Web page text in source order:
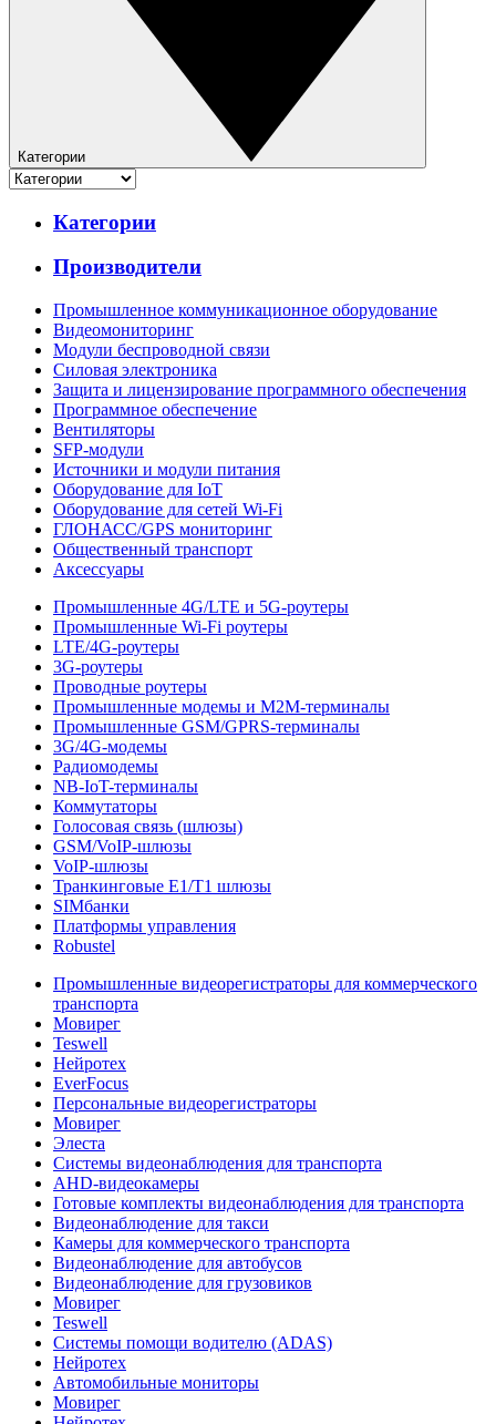
Категории
Категории
Производители
Промышленное коммуникационное оборудование
Видеомониторинг
Модули беспроводной связи
Силовая электроника
Защита и лицензирование программного обеспечения
Программное обеспечение
Вентиляторы
SFP-модули
Источники и модули питания
Оборудование для IoT
Оборудование для сетей Wi-Fi
ГЛОНАСС/GPS мониторинг
Общественный транспорт
Аксессуары
Промышленные 4G/LTE и 5G-роутеры
Промышленные Wi-Fi роутеры
LTE/4G-роутеры
3G-роутеры
Проводные роутеры
Промышленные модемы и M2M-терминалы
Промышленные GSM/GPRS-терминалы
3G/4G-модемы
Радиомодемы
NB-IoT-терминалы
Коммутаторы
Голосовая связь (шлюзы)
GSM/VoIP-шлюзы
VoIP-шлюзы
Транкинговые E1/T1 шлюзы
SIMбанки
Платформы управления
Robustel
Промышленные видеорегистраторы для коммерческого
транспорта
Мовирег
Teswell
Нейротех
EverFocus
Персональные видеорегистраторы
Мовирег
Элеста
Системы видеонаблюдения для транспорта
AHD-видеокамеры
Готовые комплекты видеонаблюдения для транспорта
Видеонаблюдение для такси
Камеры для коммерческого транспорта
Видеонаблюдение для автобусов
Видеонаблюдение для грузовиков
Мовирег
Teswell
Системы помощи водителю (ADAS)
Нейротех
Автомобильные мониторы
Мовирег